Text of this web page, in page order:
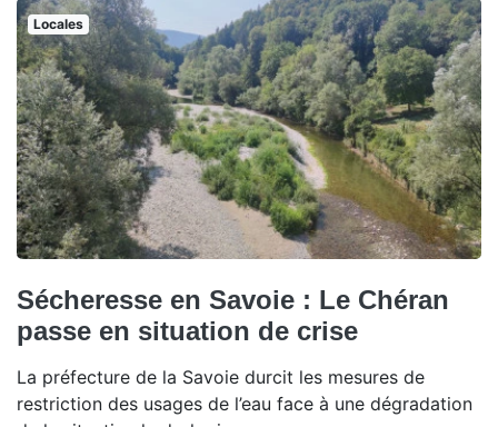
Locales
Sécheresse en Savoie : Le Chéran
passe en situation de crise
La préfecture de la Savoie durcit les mesures de
restriction des usages de l’eau face à une dégradation